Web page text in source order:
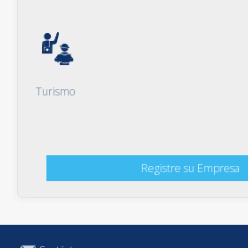
Turismo
Registre su Empresa